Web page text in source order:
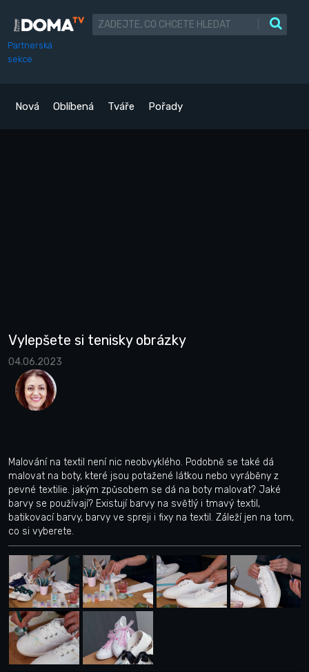
Partnerská
sekce
Nová Oblíbená Tváře Pořady
Vylepšete si tenisky obrázky
04.06.2023
Malování na textil není nic neobvyklého. Podobně se také dá
malovat na boty, které jsou potažené látkou nebo vyráběny z
pevné textilie. jakým způsobem se dá na boty malovat? Jaké
barvy se používají? Existují barvy na světlý i tmavý textil,
batikovací barvy, barvy ve spreji i fixy na textil. Záleží jen na tom,
co si vyberete.